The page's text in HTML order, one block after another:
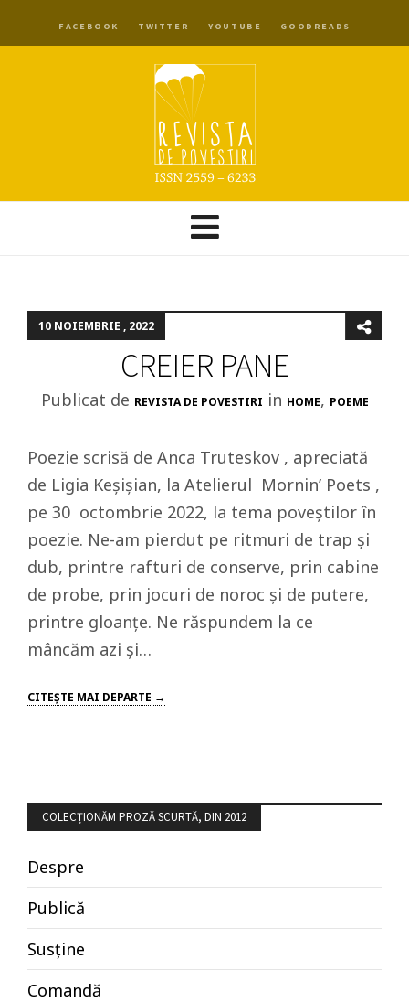
FACEBOOK TWITTER YOUTUBE GOODREADS
10 NOIEMBRIE , 2022
CREIER PANE
Publicat de REVISTA DE POVESTIRI in HOME, POEME
Poezie scrisă de Anca Truteskov , apreciată
de Ligia Keșișian, la Atelierul Mornin’ Poets ,
pe 30 octombrie 2022, la tema poveștilor în
poezie. Ne-am pierdut pe ritmuri de trap și
dub, printre rafturi de conserve, prin cabine
de probe, prin jocuri de noroc și de putere,
printre gloanțe. Ne răspundem la ce
mâncăm azi și…
CITEŞTE MAI DEPARTE →
COLECȚIONĂM PROZĂ SCURTĂ, DIN 2012
Despre
Publică
Susține
Comandă